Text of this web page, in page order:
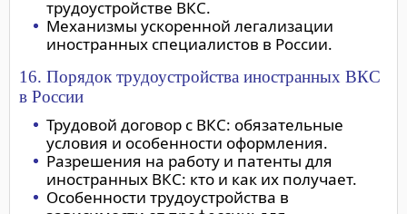
трудоустройстве ВКС.
Механизмы ускоренной легализации
иностранных специалистов в России.
16. Порядок трудоустройства иностранных ВКС
в России
Трудовой договор с ВКС: обязательные
условия и особенности оформления.
Разрешения на работу и патенты для
иностранных ВКС: кто и как их получает.
Особенности трудоустройства в